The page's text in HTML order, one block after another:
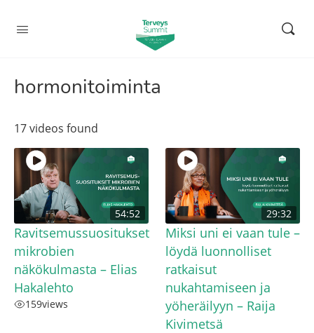
hormonitoiminta
17 videos found
54:52
Ravitsemussuositukset
mikrobien
näkökulmasta – Elias
Hakalehto
159views
29:32
Miksi uni ei vaan tule –
löydä luonnolliset
ratkaisut
nukahtamiseen ja
yöheräilyyn – Raija
Kivimetsä